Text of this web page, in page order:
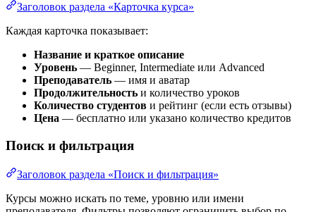
Заголовок раздела «Карточка курса»
Каждая карточка показывает:
Название и краткое описание
Уровень — Beginner, Intermediate или Advanced
Преподаватель — имя и аватар
Продолжительность и количество уроков
Количество студентов и рейтинг (если есть отзывы)
Цена — бесплатно или указано количество кредитов
Поиск и фильтрация
Заголовок раздела «Поиск и фильтрация»
Курсы можно искать по теме, уровню или имени